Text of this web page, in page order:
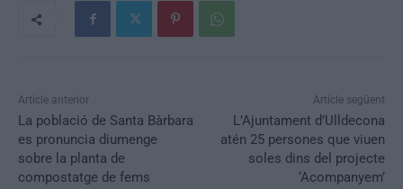
Article anterior
La població de Santa Bàrbara
es pronuncia diumenge
sobre la planta de
compostatge de fems
Article següent
L’Ajuntament d’Ulldecona
atén 25 persones que viuen
soles dins del projecte
‘Acompanyem’